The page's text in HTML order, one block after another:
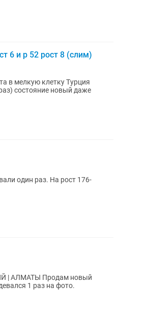
6 и р 52 рост 8 (слим)
в мелкую клетку Турция
состояние новый даже
один раз. На рост 176-
новый